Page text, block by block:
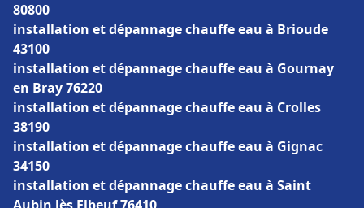
80800
installation et dépannage chauffe eau à Brioude
43100
installation et dépannage chauffe eau à Gournay
en Bray 76220
installation et dépannage chauffe eau à Crolles
38190
installation et dépannage chauffe eau à Gignac
34150
installation et dépannage chauffe eau à Saint